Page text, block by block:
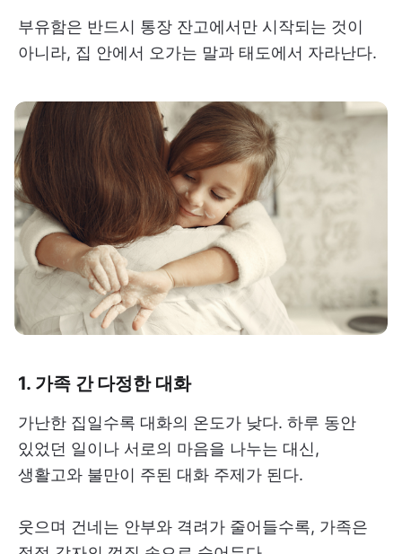
부유함은 반드시 통장 잔고에서만 시작되는 것이
아니라, 집 안에서 오가는 말과 태도에서 자라난다.
1. 가족 간 다정한 대화
가난한 집일수록 대화의 온도가 낮다. 하루 동안
있었던 일이나 서로의 마음을 나누는 대신,
생활고와 불만이 주된 대화 주제가 된다.
웃으며 건네는 안부와 격려가 줄어들수록, 가족은